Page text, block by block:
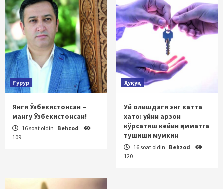
Ғурур
Янги Ўзбекистонсан –
мангу Ўзбекистонсан!
16 soat oldin Behzod
109
Ҳуқуқ
Уй олишдаги энг катта
хато: уйни арзон
кўрсатиш кейин қимматга
тушиши мумкин
16 soat oldin Behzod
120